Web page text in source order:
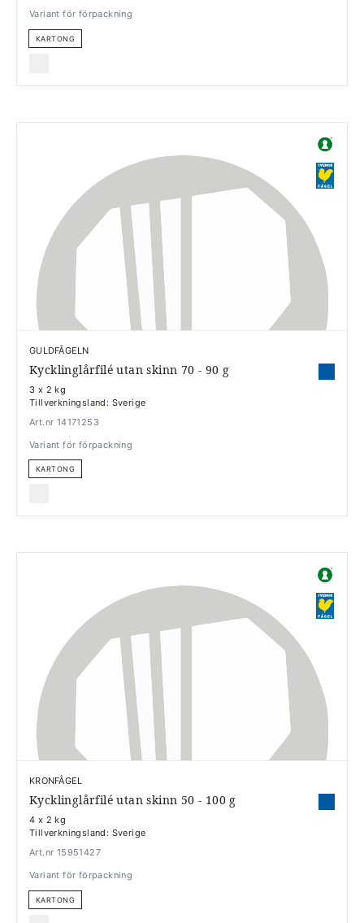
Variant för förpackning
KARTONG
GULDFÅGELN
Kycklinglårfilé utan skinn 70 - 90 g
3 x 2 kg
Tillverkningsland: Sverige
Art.nr 14171253
Variant för förpackning
KARTONG
KRONFÅGEL
Kycklinglårfilé utan skinn 50 - 100 g
4 x 2 kg
Tillverkningsland: Sverige
Art.nr 15951427
Variant för förpackning
KARTONG